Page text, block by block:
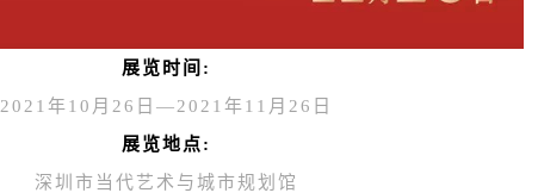
展览时间:
2021年10月26日—2021年11月26日
展览地点:
深圳市当代艺术与城市规划馆